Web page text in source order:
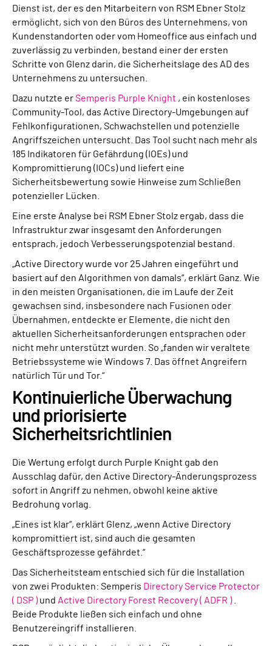
Dienst ist, der es den Mitarbeitern von RSM Ebner Stolz
ermöglicht, sich von den Büros des Unternehmens, von
Kundenstandorten oder vom Homeoffice aus einfach und
zuverlässig zu verbinden, bestand einer der ersten
Schritte von Glenz darin, die Sicherheitslage des AD des
Unternehmens zu untersuchen.
Dazu nutzte erSemperis Purple Knight , ein kostenloses
Community-Tool, das Active Directory-Umgebungen auf
Fehlkonfigurationen, Schwachstellen und potenzielle
Angriffszeichen untersucht. Das Tool sucht nach mehr als
185 Indikatoren für Gefährdung (IOEs) und
Kompromittierung (IOCs) und liefert eine
Sicherheitsbewertung sowie Hinweise zum Schließen
potenzieller Lücken.
Eine erste Analyse bei RSM Ebner Stolz ergab, dass die
Infrastruktur zwar insgesamt den Anforderungen
entsprach, jedoch Verbesserungspotenzial bestand.
„Active Directory wurde vor 25 Jahren eingeführt und
basiert auf den Algorithmen von damals“, erklärt Ganz. Wie
in den meisten Organisationen, die im Laufe der Zeit
gewachsen sind, insbesondere nach Fusionen oder
Übernahmen, entdeckte er Elemente, die nicht den
aktuellen Sicherheitsanforderungen entsprachen oder
nicht mehr unterstützt wurden. So „fanden wir veraltete
Betriebssysteme wie Windows 7. Das öffnet Angreifern
natürlich Tür und Tor.“
Kontinuierliche Überwachung
und priorisierte
Sicherheitsrichtlinien
Die Wertung erfolgt durch Purple Knight gab den
Ausschlag dafür, den Active Directory-Änderungsprozess
sofort in Angriff zu nehmen, obwohl keine aktive
Bedrohung vorlag.
„Eines ist klar“, erklärt Glenz, „wenn Active Directory
kompromittiert ist, sind auch die gesamten
Geschäftsprozesse gefährdet.“
Das Sicherheitsteam entschied sich für die Installation
von zwei Produkten: Semperis Directory Service Protector
( DSP )und Active Directory Forest Recovery ( ADFR ).
Beide Produkte ließen sich einfach und ohne
Benutzereingriff installieren.